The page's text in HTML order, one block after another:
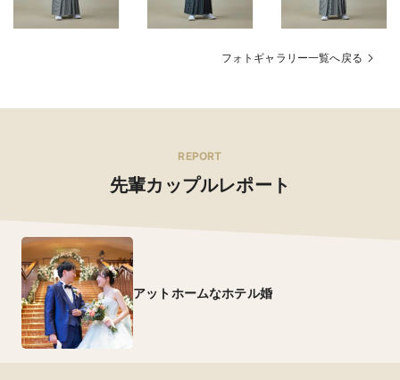
フォトギャラリー一覧へ戻る
REPORT
先輩カップルレポート
アットホームなホテル婚